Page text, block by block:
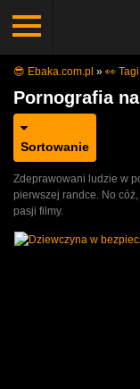
😎 Ebaka.com.pl » 👀 Tagi
Pornografia
Sortowanie
Zdeprawowani ludzie w
pierwszej randce. No
pasji filmy.